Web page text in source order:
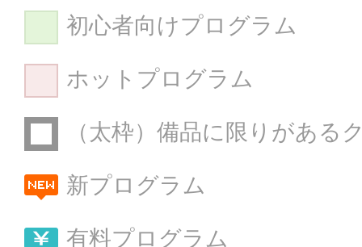
初心者向けプログラム
ホットプログラム
（太枠）備品に限りがある
新プログラム
有料プログラム